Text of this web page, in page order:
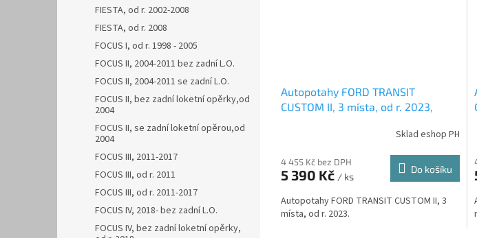
FIESTA, od r. 2002-2008
FIESTA, od r. 2008
FOCUS I, od r. 1998 - 2005
FOCUS II, 2004-2011 bez zadní L.O.
FOCUS II, 2004-2011 se zadní L.O.
FOCUS II, bez zadní loketní opěrky,od
2004
FOCUS II, se zadní loketní opěrou,od
2004
FOCUS III, 2011-2017
FOCUS III, od r. 2011
FOCUS III, od r. 2011-2017
FOCUS IV, 2018- bez zadní L.O.
FOCUS IV, bez zadní loketní opěrky,
Autopotahy FORD TRANSIT
CUSTOM II, 3 místa, od r. 2023,
Sklad eshop PH
4 455 Kč bez DPH
5 390 Kč / ks
Do košíku
Autopotahy FORD TRANSIT CUSTOM II, 3
místa, od r. 2023.